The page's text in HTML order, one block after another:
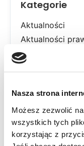
Nasza strona
Możesz zezwolić
wszystkich tych
korzystając z
Kategorie
Aktualności
Aktualności
Allegro
DSA
Działalność
GPSR
Logistyka